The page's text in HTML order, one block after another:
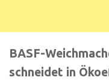
BASF-
schneidet in